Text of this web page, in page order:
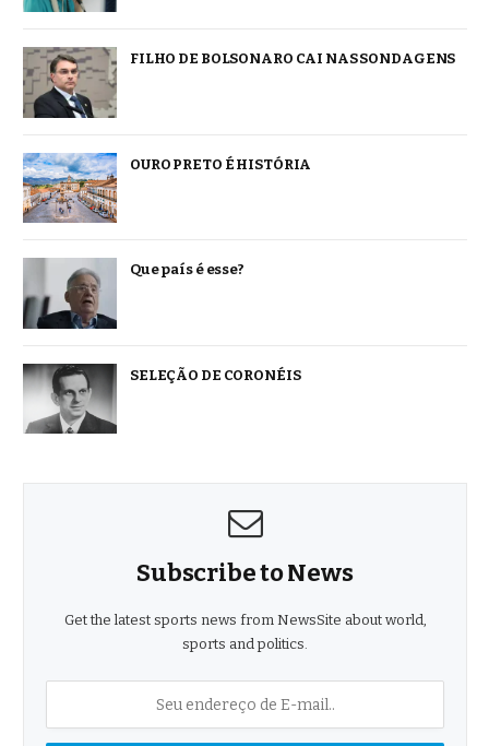
FILHO DE BOLSONARO CAI NAS SONDAGENS
OURO PRETO É HISTÓRIA
Que país é esse?
SELEÇÃO DE CORONÉIS
Subscribe to News
Get the latest sports news from NewsSite about world,
sports and politics.